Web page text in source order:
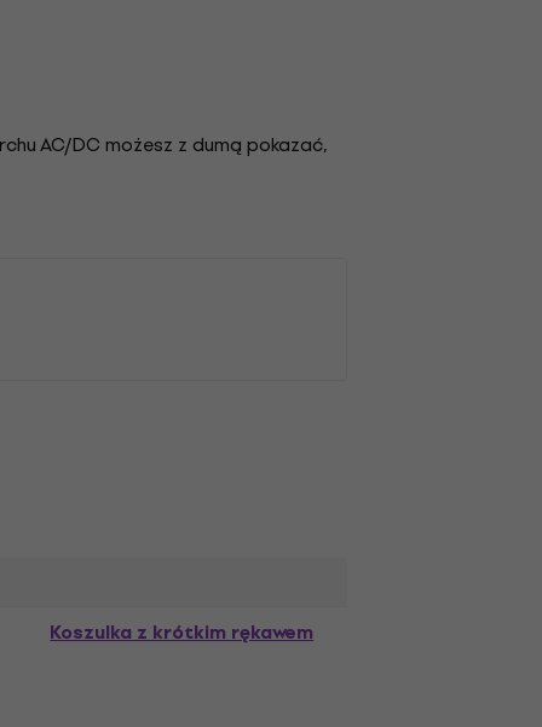
AC/DC możesz z dumą pokazać,
Koszulka z krótkim rękawem